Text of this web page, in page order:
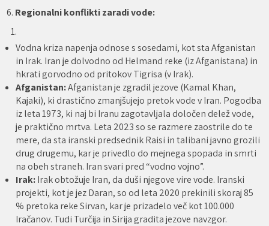
6. Regionalni konflikti zaradi vode:
Vodna kriza napenja odnose s sosedami, kot sta Afganistan
in Irak. Iran je dolvodno od Helmand reke (iz Afganistana) in
hkrati gorvodno od pritokov Tigrisa (v Irak).
Afganistan:Afganistan je zgradil jezove (Kamal Khan,
Kajaki), ki drastično zmanjšujejo pretok vode v Iran. Pogodba
iz leta 1973, ki naj bi Iranu zagotavljala določen delež vode,
je praktično mrtva. Leta 2023 so se razmere zaostrile do te
mere, da sta iranski predsednik Raisi in talibani javno grozili
drug drugemu, kar je privedlo do mejnega spopada in smrti
na obeh straneh. Iran svari pred “vodno vojno”.
Irak:Irak obtožuje Iran, da duši njegove vire vode. Iranski
projekti, kot je jez Daran, so od leta 2020 prekinili skoraj 85
% pretoka reke Sirvan, kar je prizadelo več kot 100.000
Iračanov. Tudi Turčija in Sirija gradita jezove navzgor.